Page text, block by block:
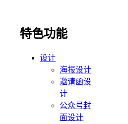
特色功能
设计
海报设计
邀请函设
计
公众号封
面设计